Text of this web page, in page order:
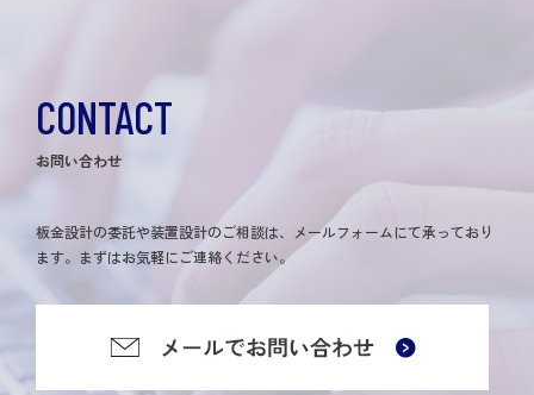
CONTACT
お問い合わせ
板金設計の委託や装置設計のご相談は、メールフォームにて承っており
ます。まずはお気軽にご連絡ください。